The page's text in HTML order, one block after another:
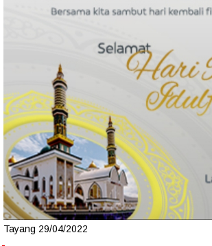
Tayang 29/04/2022